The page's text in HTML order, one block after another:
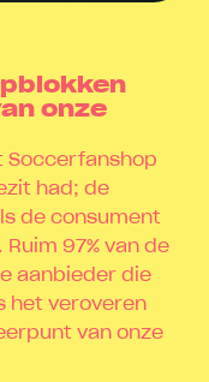
onze
Soccerfanshop
had; de
de consument
97% van de
aanbieder die
het veroveren
van onze